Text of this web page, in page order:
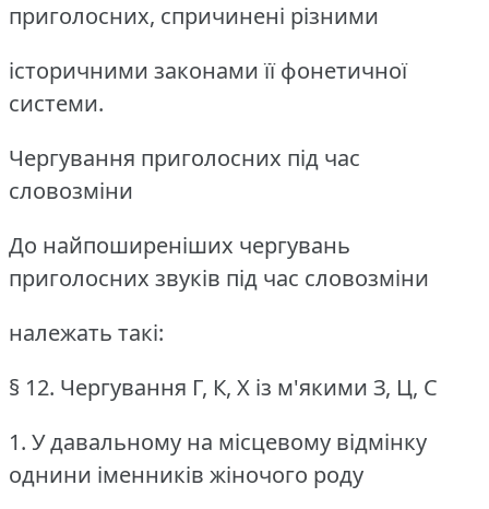
приголосних, спричинені різними
історичними законами її фонетичної
системи.
Чергування приголосних під час
словозміни
До найпоширеніших чергувань
приголосних звуків під час словозміни
належать такі:
§ 12. Чергування Г, К, Х із м'якими З, Ц, С
1. У давальному на місцевому відмінку
однини іменників жіночого роду